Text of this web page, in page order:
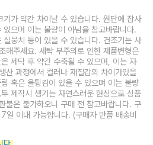
기가 약간 차이날 수 있습니다. 원단에 잡사
으며 이는 불량이 아님을 참고바랍니다.
뭉치 등이 있을 수 있습니다. 건조기는 사
해주세요. 세탁 부주의로 인한 제품변형은
세탁 후 약간 수축될 수 있으며, 이는 자
산 과정에서 컬러나 재질감의 차이가있을
혹은 올튕김이 있을 수 있으며 이는 불량
제작시 생기는 자연스러운 현상으로 상품
불은 불가하오니 구매 전 참고바랍니다. 구
일 이내 가능합니다. (구매자 반품 배송비